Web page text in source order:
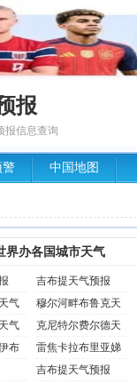
报
报信息查询
警 中国地图
界办各国城市天气
吉布提天气预报
气
穆尔河畔布鲁克天
气预
气
克尼特尔费尔德天
气预
布
雷焦卡拉布里亚娣
天气
吉布提天气预报